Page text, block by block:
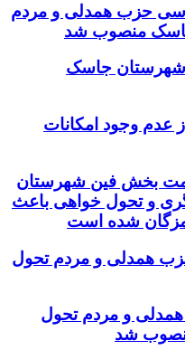
حزب همدلی و مردم
منصوب شد
شهرستان جاسک
عدم وجود امکانات
بخش فین شهرستان
و تحول خواهی باعث
شده است
همدلی و مردم تحول
همدلی و مردم تحول
شد